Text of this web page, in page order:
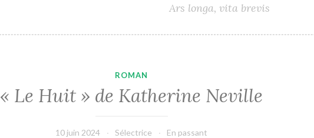
Ars longa, vita brevis
ROMAN
« Le Huit » de Katherine Neville
10 juin 2024 Sélectrice En passant